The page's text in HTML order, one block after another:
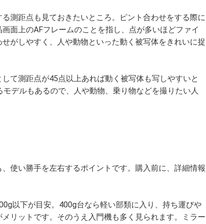
測距点も見ておきたいところ。ピント合わせをする際に
面上のAFフレームのことを指し、点が多いほどファイ
がしやすく、人や動物といった動く被写体をきれいに捉
て測距点が45点以上あれば動く被写体も写しやすいと
デルもあるので、人や動物、乗り物などを撮りたい人
使い勝手を左右するポイントです。購入前に、詳細情報
以下が目安。400g台なら軽い部類に入り、持ち運びや
リットです。そのうえ入門機も多く見られます。ミラー